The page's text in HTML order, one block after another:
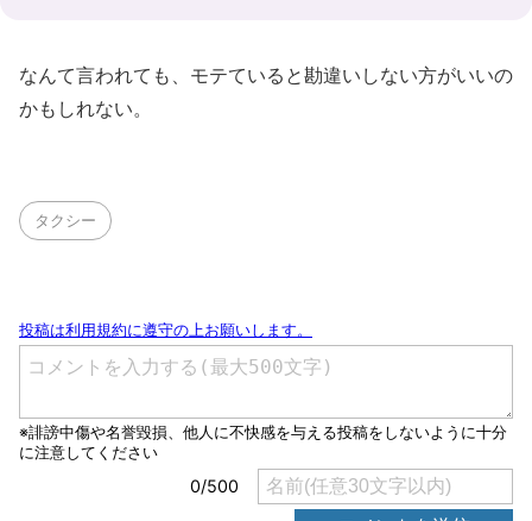
なんて言われても、モテていると勘違いしない方がいいの
かもしれない。
タクシー